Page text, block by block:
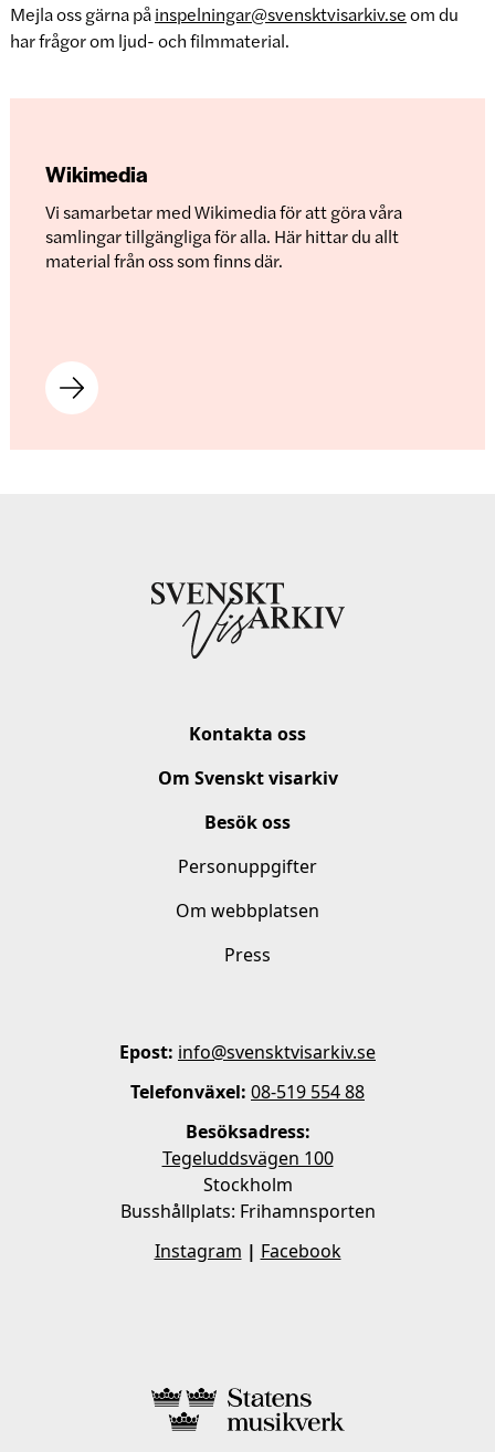
Mejla oss gärna påinspelningar@svensktvisarkiv.seom du
har frågor om ljud- och filmmaterial.
Wikimedia
Vi samarbetar med Wikimedia för att göra våra
samlingar tillgängliga för alla. Här hittar du allt
material från oss som finns där.
Kontakta oss
Om Svenskt visarkiv
Besök oss
Personuppgifter
Om webbplatsen
Press
Epost: info@svensktvisarkiv.se
Telefonväxel: 08-519 554 88
Besöksadress:
Tegeluddsvägen 100
Stockholm
Busshållplats: Frihamnsporten
Instagram | Facebook